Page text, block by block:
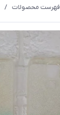
فهرست محصولات /